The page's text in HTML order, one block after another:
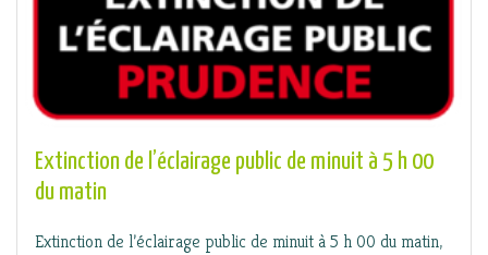
Extinction de l’éclairage public de minuit à 5 h 00
du matin
Extinction de l’éclairage public de minuit à 5 h 00 du matin,